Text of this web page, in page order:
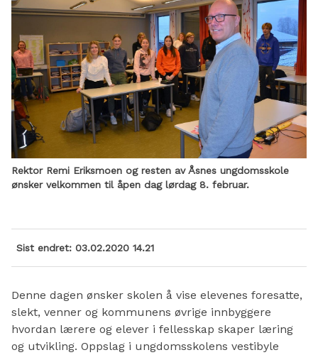
Rektor Remi Eriksmoen og resten av Åsnes ungdomsskole
ønsker velkommen til åpen dag lørdag 8. februar.
Sist endret 03.02.2020 14.21
Denne dagen ønsker skolen å vise elevenes foresatte,
slekt, venner og kommunens øvrige innbyggere
hvordan lærere og elever i fellesskap skaper læring
og utvikling. Oppslag i ungdomsskolens vestibyle